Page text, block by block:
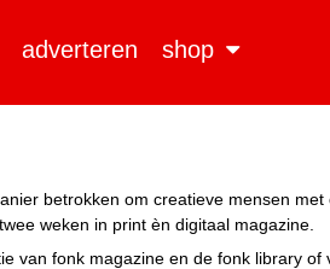
adverteren shop
betrokken om creatieve mensen
weken in print èn digitaal magazine.
van fonk magazine en de fonk library